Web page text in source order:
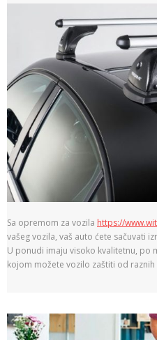
Sa opremom za vozila https://
vašeg vozila, vaš auto ćete sačuvati
U ponudi imaju visoko kvalitetnu, po
kojom možete vozilo zaštiti od